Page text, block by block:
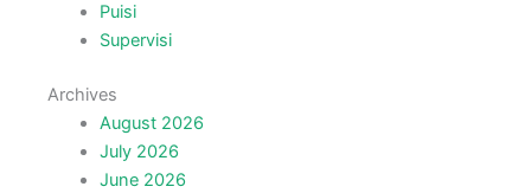
Puisi
Supervisi
Archives
August 2026
July 2026
June 2026